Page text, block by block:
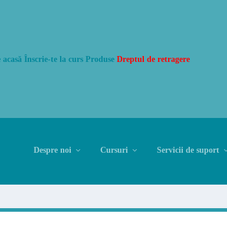
Înscrie-te la curs Produse Dreptul de retragere
Despre noi Cursuri Servicii de suport